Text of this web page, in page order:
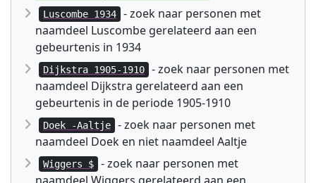
Luscombe 1934
- zoek naar personen met
naamdeel Luscombe gerelateerd aan een
gebeurtenis in 1934
Dijkstra 1905-1910
- zoek naar personen met
naamdeel Dijkstra gerelateerd aan een
gebeurtenis in de periode 1905-1910
Doek -Aaltje
- zoek naar personen met
naamdeel Doek en niet naamdeel Aaltje
Wiggers $
- zoek naar personen met